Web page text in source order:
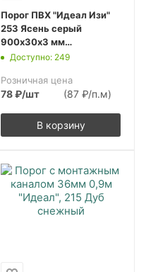
Порог ПВХ "Идеал Изи"
253 Ясень серый
900х30х3 мм
(10шт.упак.)
Доступно: 249
Розничная цена
78₽/шт (87 ₽/п.м)
В корзину